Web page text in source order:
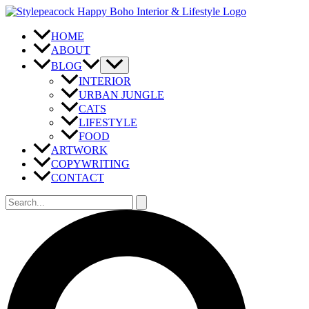
Zum
springen
HOME
ABOUT
BLOG
INTERIOR
URBAN JUNGLE
CATS
LIFESTYLE
FOOD
ARTWORK
COPYWRITING
CONTACT
Suchen
nach: